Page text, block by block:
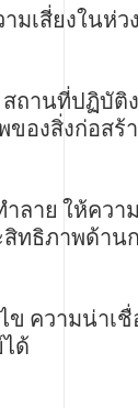
มเสี่ยงในห่
สถานที่ปฏิ
องสิ่งก่อสร้
ลาย ให้คว
ทธิภาพด้าน
ข ความน่า
ด้